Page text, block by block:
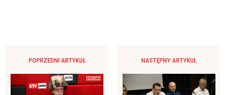
POPRZEDNI ARTYKUŁ NASTĘPNY ARTYKUŁ